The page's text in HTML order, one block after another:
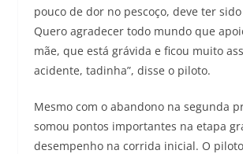
pouco de dor no pescoço, deve ter
Quero agradecer todo mundo que
mãe, que está grávida e ficou muito
acidente, tadinha”, disse o piloto.
Mesmo com o abandono na segunda
somou pontos importantes na etapa
desempenho na corrida inicial. O